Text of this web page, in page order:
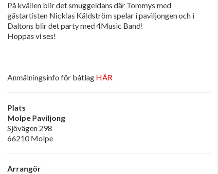
På kvällen blir det smuggeldans där Tommys med
gästartisten Nicklas Käldström spelar i paviljongen och i
Daltons blir det party med 4Music Band!
Hoppas vi ses!
Anmälningsinfo för båtlag HÄR
Plats
Molpe Paviljong
Sjövägen 298
66210 Molpe
Arrangör